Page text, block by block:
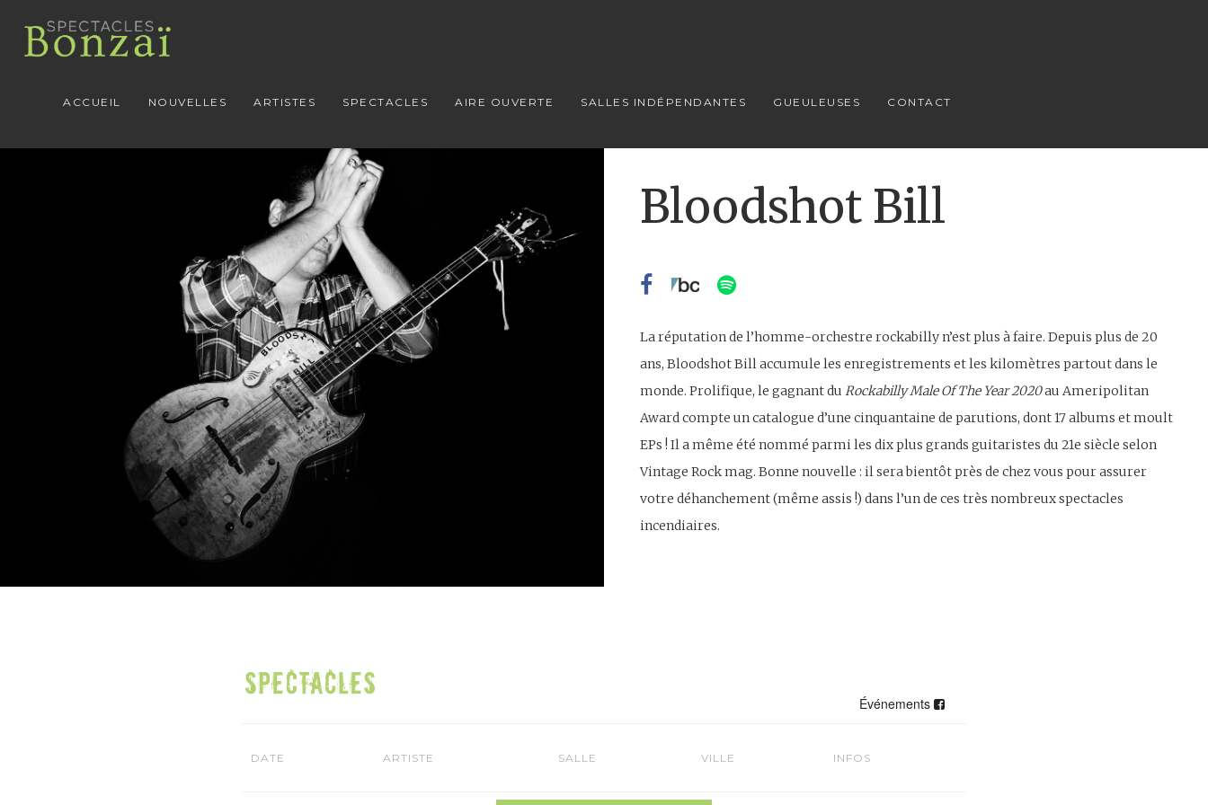
ACCUEIL NOUVELLES ARTISTES SPECTACLES AIRE OUVERTE SALLES INDÉPENDANTES GUEULEUSES CONTACT
Bloodshot Bill
La réputation de l’homme-orchestre rockabilly n’est plus à faire. Depuis plus de 20
ans, Bloodshot Bill accumule les enregistrements et les kilomètres partout dans le
monde. Prolifique, le gagnant du Rockabilly Male Of The Year 2020au Ameripolitan
Award compte un catalogue d’une cinquantaine de parutions, dont 17 albums et moult
EPs ! Il a même été nommé parmi les dix plus grands guitaristes du 21e siècle selon
Vintage Rock mag. Bonne nouvelle : il sera bientôt près de chez vous pour assurer
votre déhanchement (même assis !) dans l’un de ces très nombreux spectacles
incendiaires.
Événements
DATE ARTISTE SALLE VILLE INFOS